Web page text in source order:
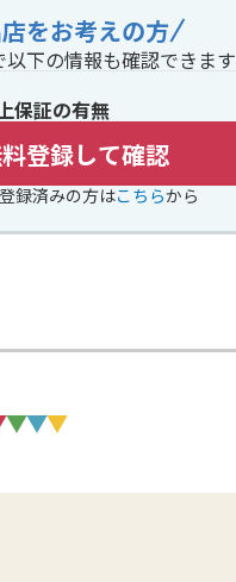
をお考えの方
以下の情報も確認できます
保証の有無
登録して確認
録済みの方はこちらから